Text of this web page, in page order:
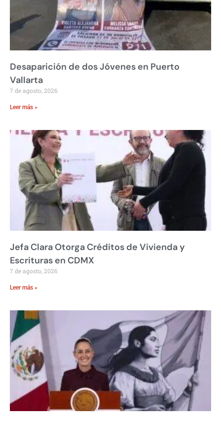
Desaparición de dos Jóvenes en Puerto
Vallarta
7 de agosto, 2026
Leer más »
Jefa Clara Otorga Créditos de Vivienda y
Escrituras en CDMX
7 de agosto, 2026
Leer más »